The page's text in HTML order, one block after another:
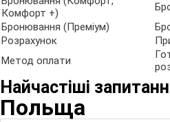
Комфорт +)
Бронювання (Преміум)
Розрахунок
Метод оплати
Найчастіші
Польща